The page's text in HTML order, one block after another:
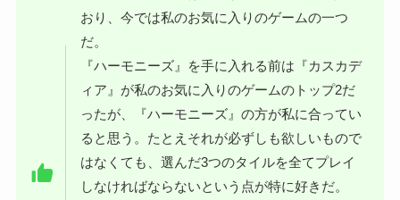
おり、今では私のお気に入りのゲームの一つ
だ。
『ハーモニーズ』を手に入れる前は『カスカデ
ィア』が私のお気に入りのゲームのトップ2だ
ったが、『ハーモニーズ』の方が私に合ってい
ると思う。たとえそれが必ずしも欲しいもので
はなくても、選んだ3つのタイルを全てプレイ
しなければならないという点が特に好きだ。